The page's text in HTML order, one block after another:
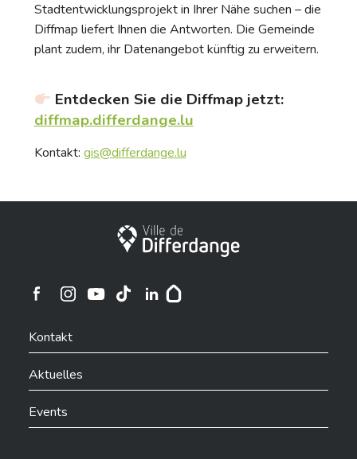
Stadtentwicklungsprojekt in Ihrer Nähe suchen – die
Diffmap liefert Ihnen die Antworten. Die Gemeinde
plant zudem, ihr Datenangebot künftig zu erweitern.
Entdecken Sie die Diffmap jetzt:
diffmap.differdange.lu
Kontakt: gis@differdange.lu
Stadt Differdingen
Ville de Differdange sur Instagram
Kontakt
Aktuelles
Events